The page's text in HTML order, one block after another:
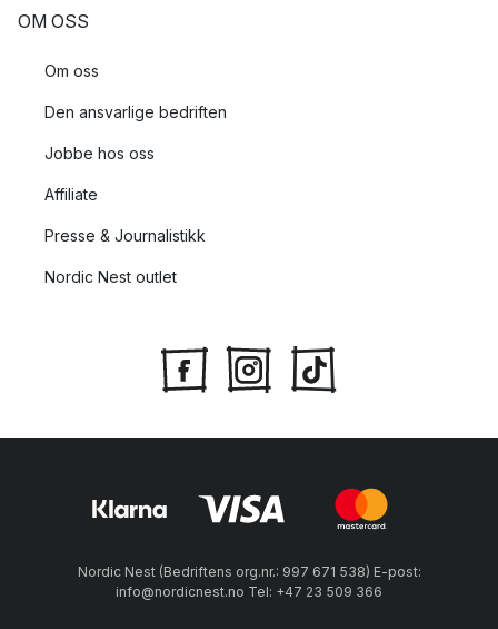
OM OSS
Om oss
Den ansvarlige bedriften
Jobbe hos oss
Affiliate
Presse & Journalistikk
Nordic Nest outlet
Nordic Nest (Bedriftens org.nr.: 997 671 538) E-post:
info@nordicnest.no Tel: +47 23 509 366